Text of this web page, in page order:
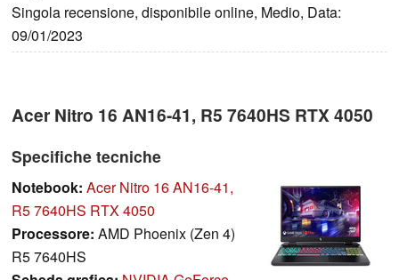
Singola recensione, disponibile online, Medio, Data:
09/01/2023
Acer Nitro 16 AN16-41, R5 7640HS RTX 4050
Specifiche tecniche
Notebook: Acer Nitro 16 AN16-41,
R5 7640HS RTX 4050
Processore: AMD Phoenix (Zen 4)
R5 7640HS